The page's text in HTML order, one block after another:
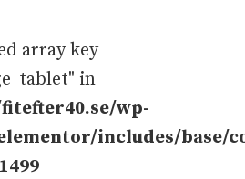
array key
in
wp-
includes/base/
1499